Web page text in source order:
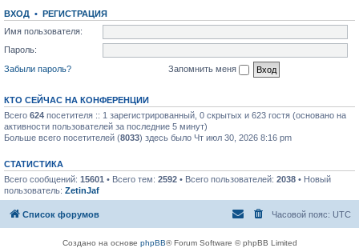
ВХОД • РЕГИСТРАЦИЯ
Имя пользователя:
Пароль:
Забыли пароль?
Запомнить меня
КТО СЕЙЧАС НА КОНФЕРЕНЦИИ
Всего 624 посетителя :: 1 зарегистрированный, 0 скрытых и 623 гостя (основано на
активности пользователей за последние 5 минут)
Больше всего посетителей (8033) здесь было Чт июл 30, 2026 8:16 pm
СТАТИСТИКА
Всего сообщений: 15601 • Всего тем: 2592 • Всего пользователей: 2038 • Новый
пользователь: ZetinJaf
Список форумов Часовой пояс: UTC
Создано на основе phpBB® Forum Software © phpBB Limited